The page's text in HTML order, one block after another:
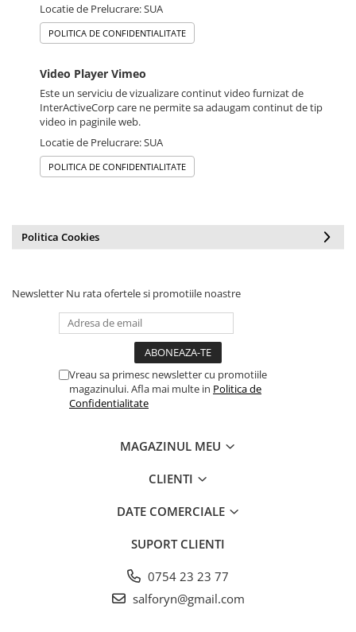
Locatie de Prelucrare: SUA
POLITICA DE CONFIDENTIALITATE
Video Player Vimeo
Este un serviciu de vizualizare continut video furnizat de
InterActiveCorp care ne permite sa adaugam continut de tip
video in paginile web.
Locatie de Prelucrare: SUA
POLITICA DE CONFIDENTIALITATE
Politica Cookies
Newsletter Nu rata ofertele si promotiile noastre
Vreau sa primesc newsletter cu promotiile
magazinului. Afla mai multe in Politica de
Confidentialitate
MAGAZINUL MEU
CLIENTI
DATE COMERCIALE
SUPORT CLIENTI
0754 23 23 77
salforyn@gmail.com